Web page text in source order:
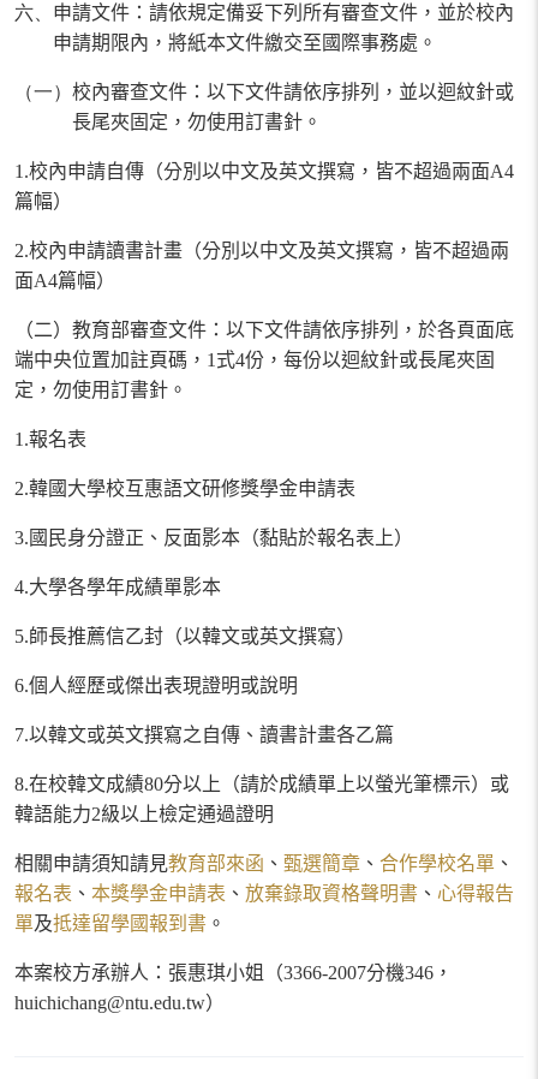
六、 申請文件：請依規定備妥下列所有審查文件，並於校內
申請期限內，將紙本文件繳交至國際事務處。
（一） 校內審查文件： 以下文件請依序排列，並以迴紋針或
長尾夾固定，勿使用訂書針。
1.校內申請自傳（分別以中文及英文撰寫，皆不超過兩面A4
篇幅）
2.校內申請讀書計畫（分別以中文及英文撰寫，皆不超過兩
面A4篇幅）
（二）教育部審查文件： 以下文件請依序排列，於各頁面底
端中央位置加註頁碼， 1式4份，每份以迴紋針或長尾夾固
定，勿使用訂書針。
1.報名表
2.韓國大學校互惠語文研修獎學金申請表
3. 國民身分證正、反面影本（黏貼於報名表上）
4.大學各學年成績單影本
5.師長推薦信乙封（以韓文或英文撰寫）
6.個人經歷或傑出表現證明或說明
7.以韓文或英文撰寫之自傳、讀書計畫各乙篇
8.在校韓文成績80分以上（請於成績單上以螢光筆標示）或
韓語能力2級以上檢定通過證明
相關申請須知請見教育部來函 、 甄選簡章 、 合作學校名單 、
報名表 、 本獎學金申請表 、 放棄錄取資格聲明書 、 心得報告
單及抵達留學國報到書 。
本案校方承辦人：張惠琪小姐（3366-2007分機346 ，
huichichang@ntu.edu.tw）